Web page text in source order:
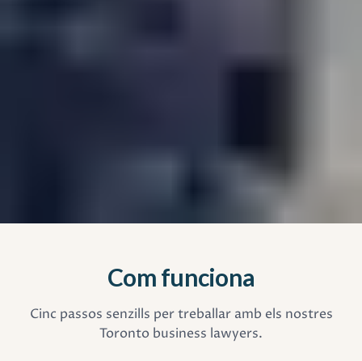
Com funciona
Cinc passos senzills per treballar amb els nostres
Toronto business lawyers.